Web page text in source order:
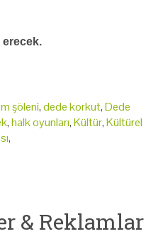
erecek.
şöleni,dede korkut,Dede
,halk oyunları,Kültür,Kültürel
,
& Reklamlar